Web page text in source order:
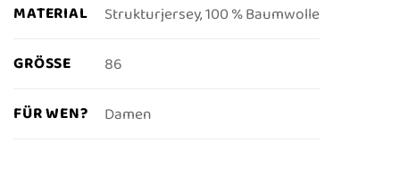
MATERIAL Strukturjersey, 100 % Baumwolle
GRÖSSE 86
FÜR WEN? Damen